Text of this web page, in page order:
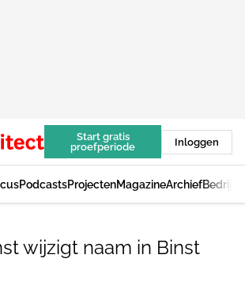
Start gratis
proefperiode
Inloggen
PodcastsProjectenMagazineArchief
wijzigt naam in Binst